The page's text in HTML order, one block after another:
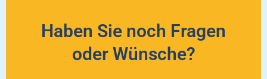
Haben Sie noch Fragen
oder Wünsche?